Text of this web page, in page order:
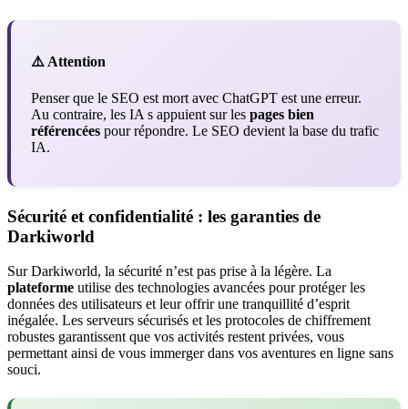
⚠️ Attention
Penser que le SEO est mort avec ChatGPT est une erreur.
Au contraire, les IA s appuient sur les pages bien
référencées pour répondre. Le SEO devient la base du trafic
IA.
Sécurité et confidentialité : les garanties de
Darkiworld
Sur Darkiworld, la sécurité n’est pas prise à la légère. La
plateforme utilise des technologies avancées pour protéger les
données des utilisateurs et leur offrir une tranquillité d’esprit
inégalée. Les serveurs sécurisés et les protocoles de chiffrement
robustes garantissent que vos activités restent privées, vous
permettant ainsi de vous immerger dans vos aventures en ligne sans
souci.